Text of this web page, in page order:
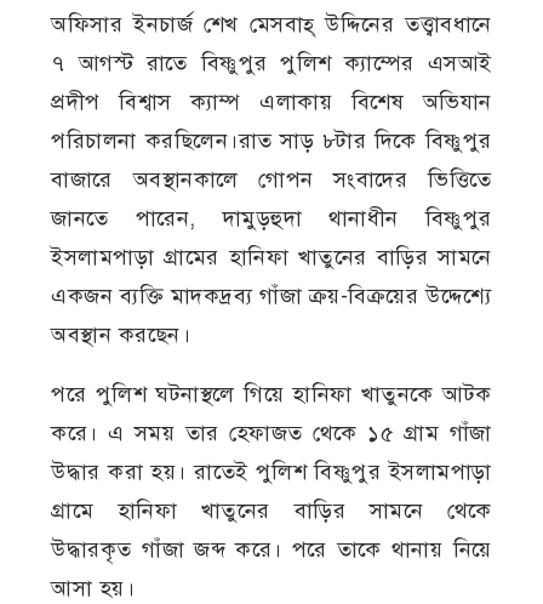
অফিসার ইনচার্জ শেখ মেসবাহ্ উদ্দিনের তত্ত্বাবধানে
৭ আগস্ট রাতে বিষ্ণুপুর পুলিশ ক্যাম্পের এসআই
প্রদীপ বিশ্বাস ক্যাম্প এলাকায় বিশেষ অভিযান
পরিচালনা করছিলেন।রাত সাড় ৮টার দিকে বিষ্ণুপুর
বাজারে অবস্থানকালে গোপন সংবাদের ভিত্তিতে
জানতে পারেন, দামুড়হুদা থানাধীন বিষ্ণুপুর
ইসলামপাড়া গ্রামের হানিফা খাতুনের বাড়ির সামনে
একজন ব্যক্তি মাদকদ্রব্য গাঁজা ক্রয়-বিক্রয়ের উদ্দেশ্যে
অবস্থান করছেন।
পরে পুলিশ ঘটনাস্থলে গিয়ে হানিফা খাতুনকে আটক
করে। এ সময় তার হেফাজত থেকে ১৫ গ্রাম গাঁজা
উদ্ধার করা হয়। রাতেই পুলিশ বিষ্ণুপুর ইসলামপাড়া
গ্রামে হানিফা খাতুনের বাড়ির সামনে থেকে
উদ্ধারকৃত গাঁজা জব্দ করে। পরে তাকে থানায় নিয়ে
আসা হয়।